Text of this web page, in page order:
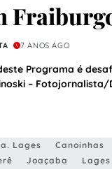
7 ANOS AGO
Programa é
– Fotojornalista/
Lages Canoinhas
Joaçaba Lages